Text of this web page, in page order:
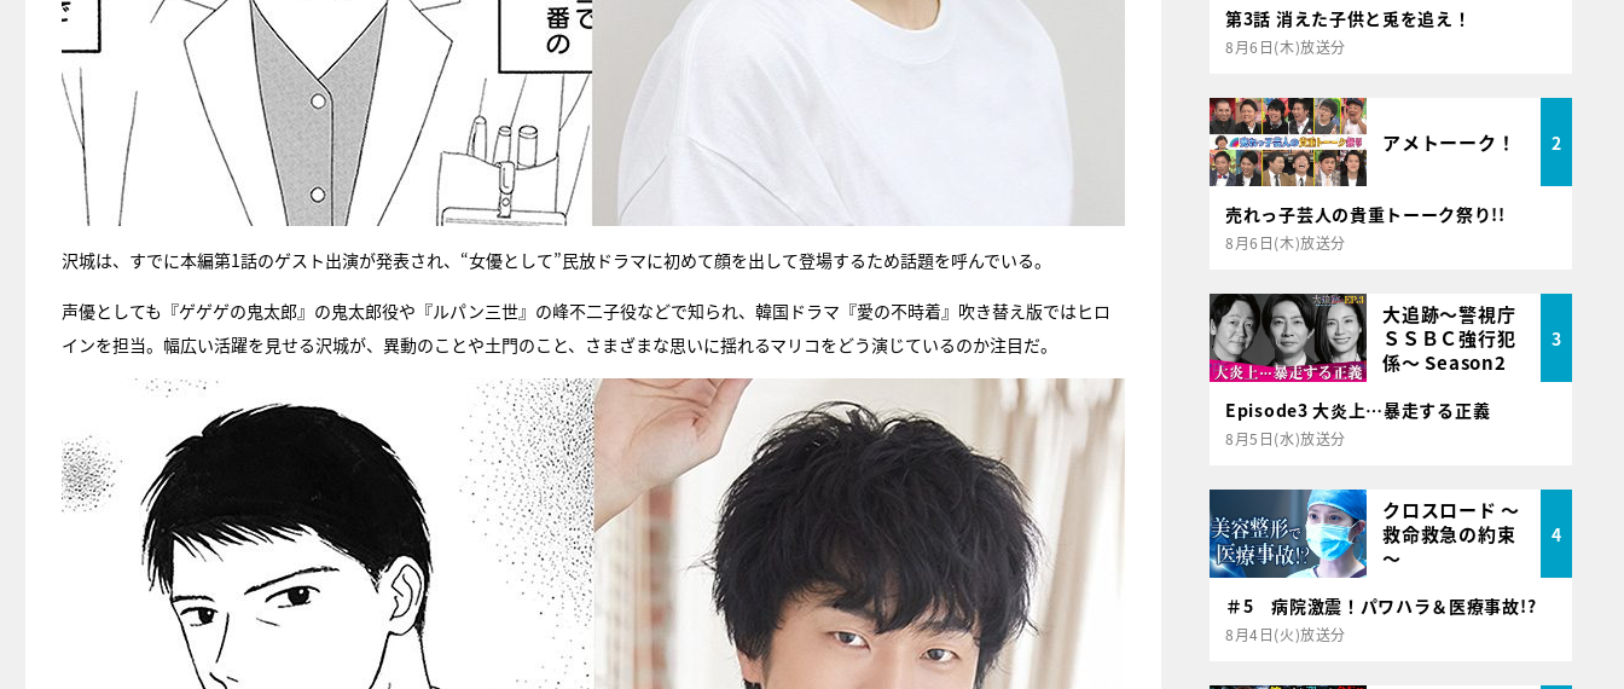
沢城は、すでに本編第1話のゲスト出演が発表され、“女優として”民放ドラマに初めて顔を出して登場するため話題を呼んでいる。
声優としても『ゲゲゲの鬼太郎』の鬼太郎役や『ルパン三世』の峰不二子役などで知られ、韓国ドラマ『愛の不時着』吹き替え版ではヒロ
インを担当。幅広い活躍を見せる沢城が、異動のことや土門のこと、さまざまな思いに揺れるマリコをどう演じているのか注目だ。
第3話 消えた子供と兎を追え！
8月6日(木)放送分
アメトーーク！ 2
売れっ子芸人の貴重トーーク祭り!!
8月6日(木)放送分
大追跡～警視庁
ＳＳＢＣ強行犯
係～ Season2
3
Episode3 大炎上…暴走する正義
8月5日(水)放送分
クロスロード ～
救命救急の約束
～
4
＃5 病院激震！パワハラ＆医療事故!?
8月4日(火)放送分